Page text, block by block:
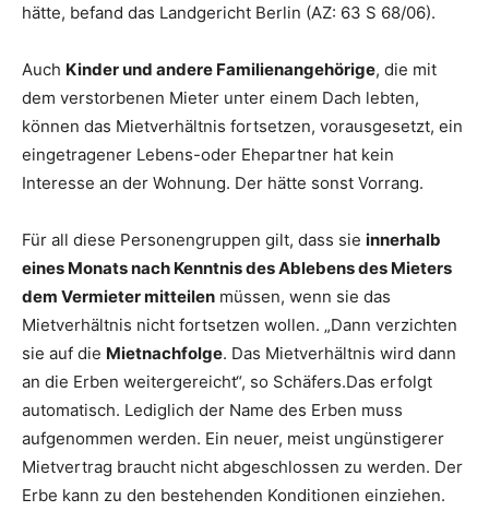
hätte, befand das Landgericht Berlin (AZ: 63 S 68/06).
Auch Kinder und andere Familienangehörige, die mit
dem verstorbenen Mieter unter einem Dach lebten,
können das Mietverhältnis fortsetzen, vorausgesetzt, ein
eingetragener Lebens-oder Ehepartner hat kein
Interesse an der Wohnung. Der hätte sonst Vorrang.
Für all diese Personengruppen gilt, dass sie innerhalb
eines Monats nach Kenntnis des Ablebens des Mieters
dem Vermieter mitteilen müssen, wenn sie das
Mietverhältnis nicht fortsetzen wollen. „Dann verzichten
sie auf die Mietnachfolge. Das Mietverhältnis wird dann
an die Erben weitergereicht“, so Schäfers.Das erfolgt
automatisch. Lediglich der Name des Erben muss
aufgenommen werden. Ein neuer, meist ungünstigerer
Mietvertrag braucht nicht abgeschlossen zu werden. Der
Erbe kann zu den bestehenden Konditionen einziehen.